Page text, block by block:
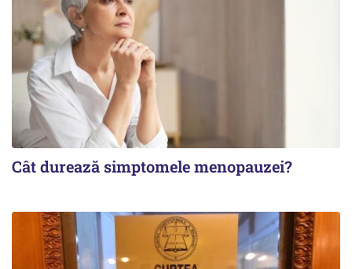
Cât durează simptomele menopauzei?